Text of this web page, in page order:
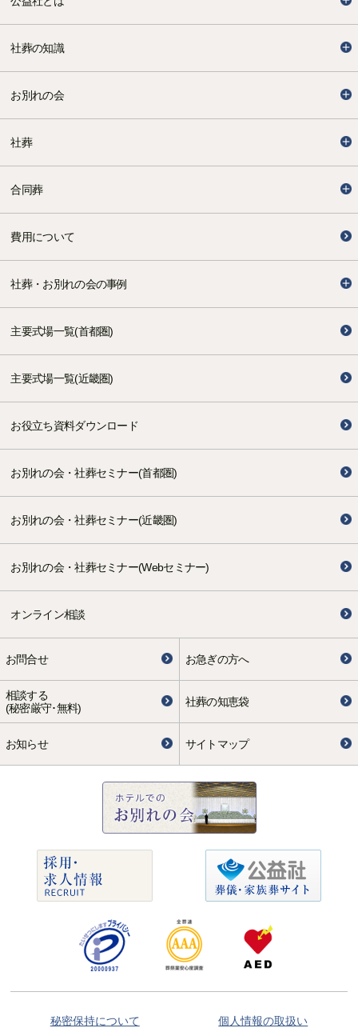
社葬の知識
お別れの会
社葬
合同葬
費用について
社葬・お別れの会の事例
主要式場一覧(首都圏)
主要式場一覧(近畿圏)
お役立ち資料ダウンロード
お別れの会・社葬セミナー(首都圏)
お別れの会・社葬セミナー(近畿圏)
お別れの会・社葬セミナー(Webセミナー)
オンライン相談
お問合せ お急ぎの方へ
相談する
(秘密厳守･無料)
社葬の知恵袋
お知らせ サイトマップ
秘密保持について 個人情報の取扱い